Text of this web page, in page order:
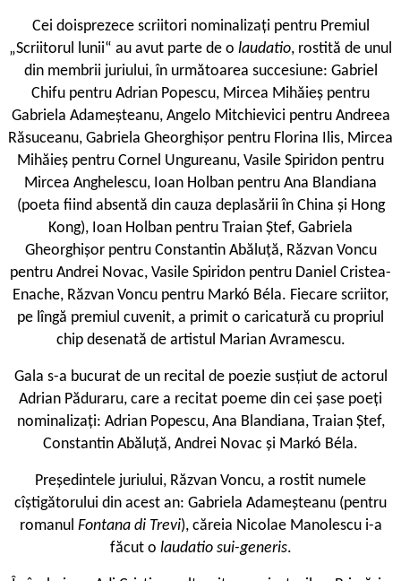
Cei doisprezece scriitori nominalizați pentru Premiul
„Scriitorul lunii“ au avut parte de o laudatio, rostită de unul
din membrii juriului, în următoarea succesiune: Gabriel
Chifu pentru Adrian Popescu, Mircea Mihăieș pentru
Gabriela Adameșteanu, Angelo Mitchievici pentru Andreea
Răsuceanu, Gabriela Gheorghișor pentru Florina Ilis, Mircea
Mihăieș pentru Cornel Ungureanu, Vasile Spiridon pentru
Mircea Anghelescu, Ioan Holban pentru Ana Blandiana
(poeta fiind absentă din cauza deplasării în China și Hong
Kong), Ioan Holban pentru Traian Ștef, Gabriela
Gheorghișor pentru Constantin Abăluță, Răzvan Voncu
pentru Andrei Novac, Vasile Spiridon pentru Daniel Cristea-
Enache, Răzvan Voncu pentru Markó Béla. Fiecare scriitor,
pe lîngă premiul cuvenit, a primit o caricatură cu propriul
chip desenată de artistul Marian Avramescu.
Gala s-a bucurat de un recital de poezie susțiut de actorul
Adrian Păduraru, care a recitat poeme din cei șase poeți
nominalizați: Adrian Popescu, Ana Blandiana, Traian Ștef,
Constantin Abăluță, Andrei Novac și Markó Béla.
Președintele juriului, Răzvan Voncu, a rostit numele
cîștigătorului din acest an: Gabriela Adameșteanu (pentru
romanul Fontana di Trevi), căreia Nicolae Manolescu i-a
făcut o laudatio sui-generis.